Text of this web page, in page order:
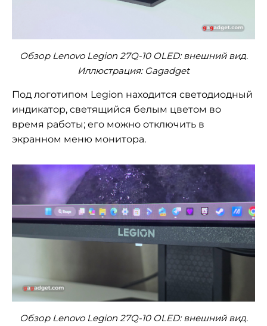
Обзор Lenovo Legion 27Q-10 OLED: внешний вид.
Иллюстрация: Gagadget
Под логотипом Legion находится светодиодный
индикатор, светящийся белым цветом во
время работы; его можно отключить в
экранном меню монитора.
Обзор Lenovo Legion 27Q-10 OLED: внешний вид.